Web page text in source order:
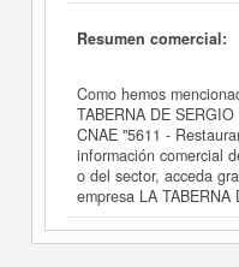
Resumen comercial:
Como hemos
TABERNA DE
CNAE "5611 -
información comercial
o del sector, acceda
empresa LA TABERNA